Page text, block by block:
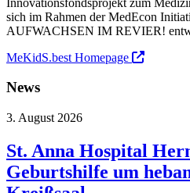
sich im Rahmen der MedEcon
AUFWACHSEN IM REVIER!
MeKidS.best Homepage
News
3. August 2026
St. Anna Hospital
Geburtshilfe um